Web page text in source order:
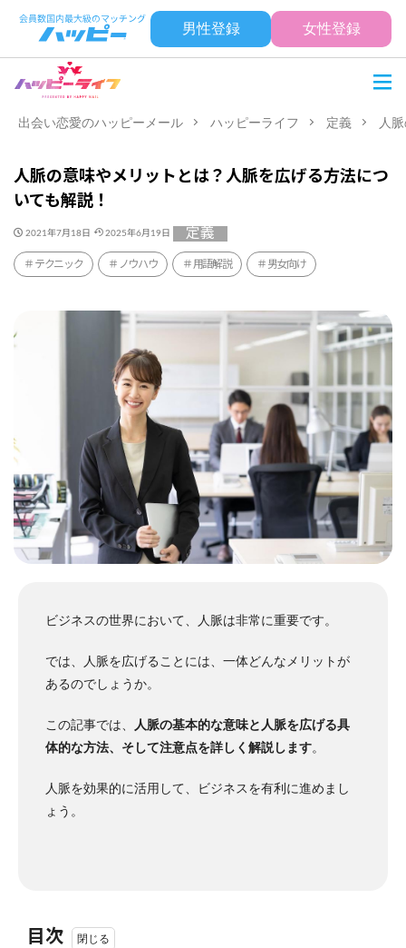
男性登録 女性登録
出会い恋愛のハッピーメール ハッピーライフ 定義 人
人脈の意味やメリットとは？人脈を広げる方法につ
いても解説！
2021年7月18日 2025年6月19日 定義
テクニック ノウハウ 用語解説 男女向け
ビジネスの世界において、人脈は非常に重要です。
では、人脈を広げることには、一体どんなメリットが
あるのでしょうか。
この記事では、
人脈の基本的な意味と人脈を広げる具
体的な方法、そして注意点を詳しく解説します。
人脈を効果的に活用して、ビジネスを有利に進めまし
ょう。
目次